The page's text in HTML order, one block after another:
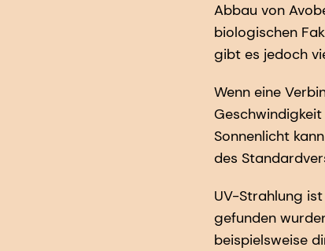
Abbau von
biologischen
gibt es jedoch
Wenn eine
Sonnenlicht
des
UV-Strahlung
gefunden
beispielsweise